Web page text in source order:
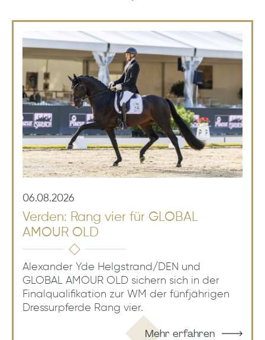
06.08.2026
Verden: Rang vier für GLOBAL
AMOUR OLD
Alexander Yde Helgstrand/DEN und
GLOBAL AMOUR OLD sichern sich in der
Finalqualifikation zur WM der fünfjährigen
Dressurpferde Rang vier.
Mehr erfahren